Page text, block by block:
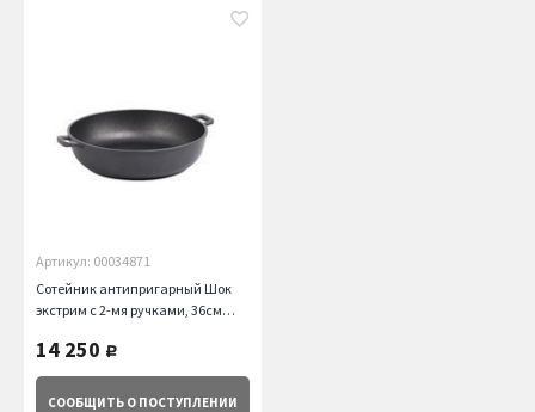
Артикул: 00034871
Сотейник антипригарный Шок
экстрим с 2-мя ручками, 36см
14 250 руб.
СООБЩИТЬ О ПОСТУПЛЕНИИ